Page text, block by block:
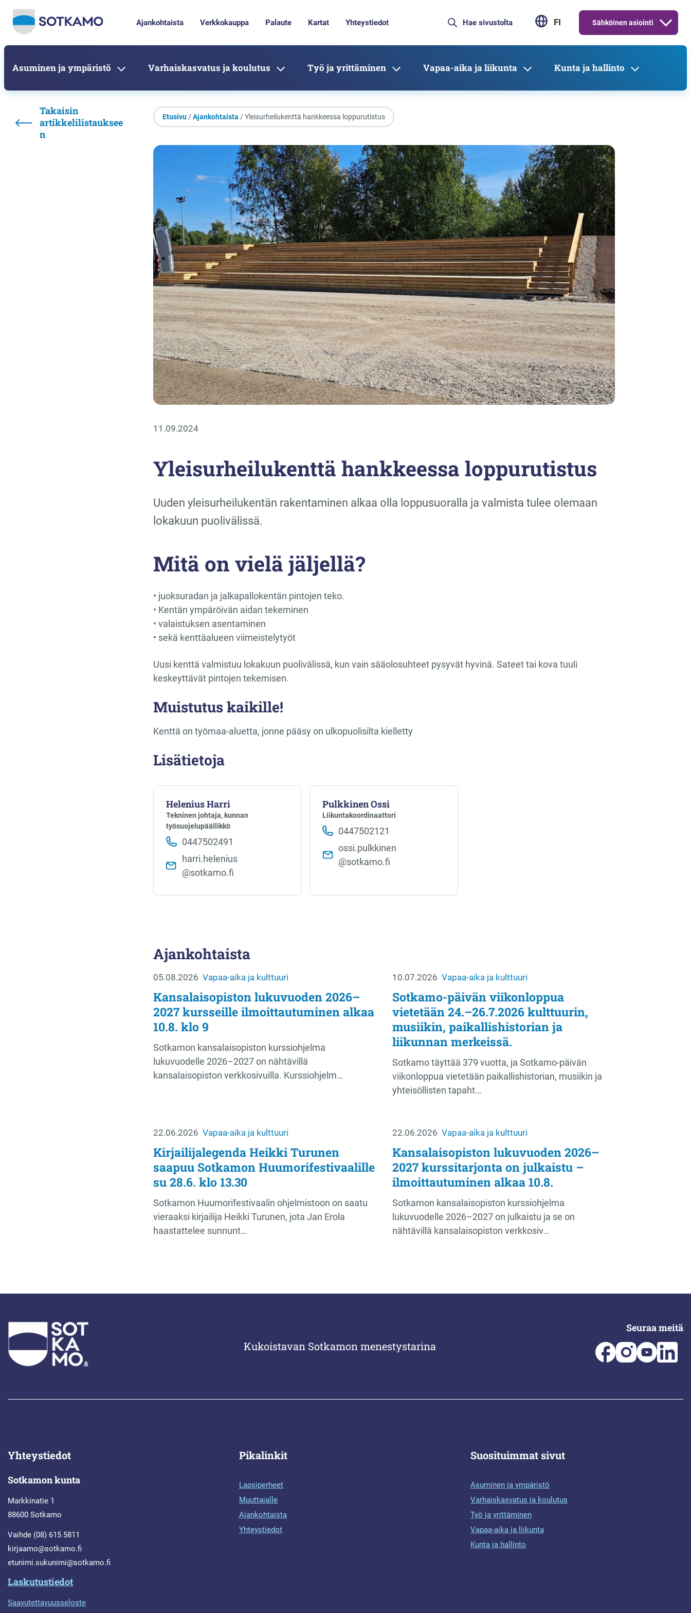
Ajankohtaista Verkkokauppa Palaute Kartat Yhteystiedot FI Sähköinen asiointi
Asuminen ja ympäristö Varhaiskasvatus ja koulutus Työ ja yrittäminen Vapaa-aika ja liikunta Kunta ja hallinto
Takaisin
artikkelilistauksee
n
Etusivu/Ajankohtaista / Yleisurheilukenttä hankkeessa loppurutistus
11.09.2024
Yleisurheilukenttä hankkeessa loppurutistus
Uuden yleisurheilukentän rakentaminen alkaa olla loppusuoralla ja valmista tulee olemaan
lokakuun puolivälissä.
Mitä on vielä jäljellä?
• juoksuradan ja jalkapallokentän pintojen teko.
• Kentän ympäröivän aidan tekeminen
• valaistuksen asentaminen
• sekä kenttäalueen viimeistelytyöt
Uusi kenttä valmistuu lokakuun puolivälissä, kun vain sääolosuhteet pysyvät hyvinä. Sateet tai kova tuuli
keskeyttävät pintojen tekemisen.
Muistutus kaikille!
Kenttä on työmaa-aluetta, jonne pääsy on ulkopuolisilta kielletty
Lisätietoja
Helenius Harri
Tekninen johtaja, kunnan
työsuojelupäällikkö
0447502491
harri.helenius​
@sotkamo.fi
Pulkkinen Ossi
Liikuntakoordinaattori
0447502121
ossi.pulkkinen​
@sotkamo.fi
Ajankohtaista
05.08.2026 Vapaa-aika ja kulttuuri
Kansalaisopiston lukuvuoden 2026–
2027 kursseille ilmoittautuminen alkaa
10.8. klo 9
Sotkamon kansalaisopiston kurssiohjelma
lukuvuodelle 2026–2027 on nähtävillä
kansalaisopiston verkkosivuilla. Kurssiohjelm…
10.07.2026 Vapaa-aika ja kulttuuri
Sotkamo-päivän viikonloppua
vietetään 24.–26.7.2026 kulttuurin,
musiikin, paikallishistorian ja
liikunnan merkeissä.
Sotkamo täyttää 379 vuotta, ja Sotkamo-päivän
viikonloppua vietetään paikallishistorian, musiikin ja
yhteisöllisten tapaht…
22.06.2026 Vapaa-aika ja kulttuuri
Kirjailijalegenda Heikki Turunen
saapuu Sotkamon Huumorifestivaalille
su 28.6. klo 13.30
Sotkamon Huumorifestivaalin ohjelmistoon on saatu
vieraaksi kirjailija Heikki Turunen, jota Jan Erola
haastattelee sunnunt…
22.06.2026 Vapaa-aika ja kulttuuri
Kansalaisopiston lukuvuoden 2026–
2027 kurssitarjonta on julkaistu –
ilmoittautuminen alkaa 10.8.
Sotkamon kansalaisopiston kurssiohjelma
lukuvuodelle 2026–2027 on julkaistu ja se on
nähtävillä kansalaisopiston verkkosiv…
Kukoistavan Sotkamon menestystarina
Seuraa meitä
Yhteystiedot
Sotkamon kunta
Markkinatie 1
88600 Sotkamo
Vaihde (08) 615 5811
kirjaamo@sotkamo.fi
etunimi.sukunimi@sotkamo.fi
Laskutustiedot
Saavutettavuusseloste
Pikalinkit
Lapsiperheet
Muuttajalle
Ajankohtaista
Yhteystiedot
Suosituimmat sivut
Asuminen ja ympäristö
Varhaiskasvatus ja koulutus
Työ ja yrittäminen
Vapaa-aika ja liikunta
Kunta ja hallinto